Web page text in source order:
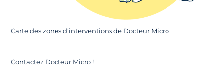
Carte des zones d'interventions de Docteur Micro
Contactez Docteur Micro !